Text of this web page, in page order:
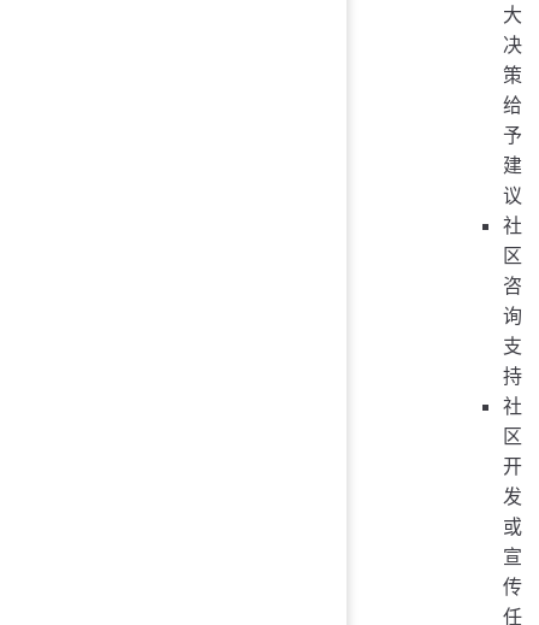
大
决
策
给
予
建
议
社
区
咨
询
支
持
社
区
开
发
或
宣
传
任